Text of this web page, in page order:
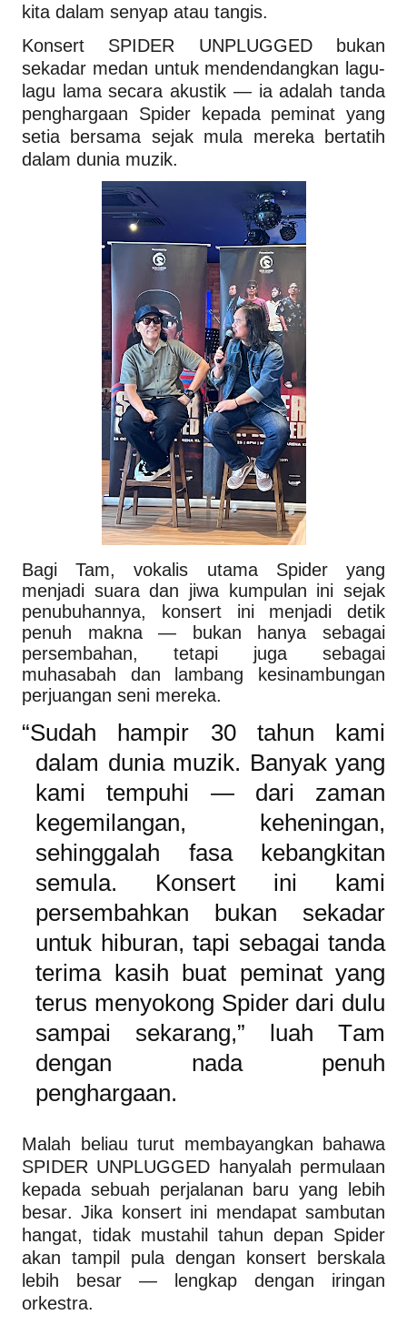
kita dalam senyap atau tangis.
Konsert SPIDER UNPLUGGED bukan
sekadar medan untuk mendendangkan lagu-
lagu lama secara akustik — ia adalah tanda
penghargaan Spider kepada peminat yang
setia bersama sejak mula mereka bertatih
dalam dunia muzik.
Bagi Tam, vokalis utama Spider yang
menjadi suara dan jiwa kumpulan ini sejak
penubuhannya, konsert ini menjadi detik
penuh makna — bukan hanya sebagai
persembahan, tetapi juga sebagai
muhasabah dan lambang kesinambungan
perjuangan seni mereka.
“Sudah hampir 30 tahun kami
dalam dunia muzik. Banyak yang
kami tempuhi — dari zaman
kegemilangan, keheningan,
sehinggalah fasa kebangkitan
semula. Konsert ini kami
persembahkan bukan sekadar
untuk hiburan, tapi sebagai tanda
terima kasih buat peminat yang
terus menyokong Spider dari dulu
sampai sekarang,” luah Tam
dengan nada penuh
penghargaan.
Malah beliau turut membayangkan bahawa
SPIDER UNPLUGGED hanyalah permulaan
kepada sebuah perjalanan baru yang lebih
besar. Jika konsert ini mendapat sambutan
hangat, tidak mustahil tahun depan Spider
akan tampil pula dengan konsert berskala
lebih besar — lengkap dengan iringan
orkestra.